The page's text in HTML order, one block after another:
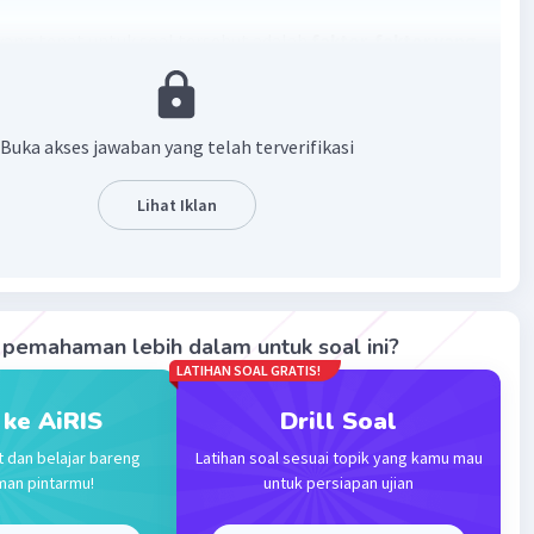
elastisitas permintaan antara lain ketersediaan
proporsi pendapatan yang dibelanjakan untuk
kategori barang, kebutuhan pokok atau
mewah, apakah keanekaragaman penggunaan
10:07
Memengaruhi Elastisitas Harga Permintaan
Barang Pengganti. ...
Pendapatan Masyarakat. ...
Buka akses jawaban yang telah terverifikasi
Lihat Iklan
lebih dalam untuk soal ini?
AiRIS
dan belajar bareng
pintarmu!
LATIHAN SOAL GRATIS!
Drill Soal
Latihan soal sesuai topik yang kamu mau
untuk persiapan ujian